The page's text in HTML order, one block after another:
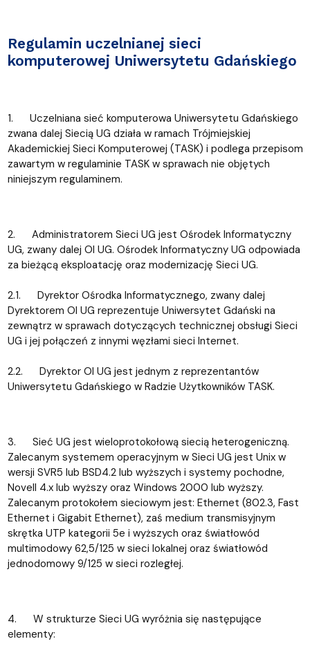
Regulamin uczelnianej sieci
komputerowej Uniwersytetu Gdańskiego
1. Uczelniana sieć komputerowa Uniwersytetu Gdańskiego
zwana dalej Siecią UG działa w ramach Trójmiejskiej
Akademickiej Sieci Komputerowej (TASK) i podlega przepisom
zawartym w regulaminie TASK w sprawach nie objętych
niniejszym regulaminem.
2. Administratorem Sieci UG jest Ośrodek Informatyczny
UG, zwany dalej OI UG. Ośrodek Informatyczny UG odpowiada
za bieżącą eksploatację oraz modernizację Sieci UG.
2.1. Dyrektor Ośrodka Informatycznego, zwany dalej
Dyrektorem OI UG reprezentuje Uniwersytet Gdański na
zewnątrz w sprawach dotyczących technicznej obsługi Sieci
UG i jej połączeń z innymi węzłami sieci Internet.
2.2. Dyrektor OI UG jest jednym z reprezentantów
Uniwersytetu Gdańskiego w Radzie Użytkowników TASK.
3. Sieć UG jest wieloprotokołową siecią heterogeniczną.
Zalecanym systemem operacyjnym w Sieci UG jest Unix w
wersji SVR5 lub BSD4.2 lub wyższych i systemy pochodne,
Novell 4.x lub wyższy oraz Windows 2000 lub wyższy.
Zalecanym protokołem sieciowym jest: Ethernet (802.3, Fast
Ethernet i Gigabit Ethernet), zaś medium transmisyjnym
skrętka UTP kategorii 5e i wyższych oraz światłowód
multimodowy 62,5/125 w sieci lokalnej oraz światłowód
jednodomowy 9/125 w sieci rozległej.
4. W strukturze Sieci UG wyróżnia się następujące
elementy: